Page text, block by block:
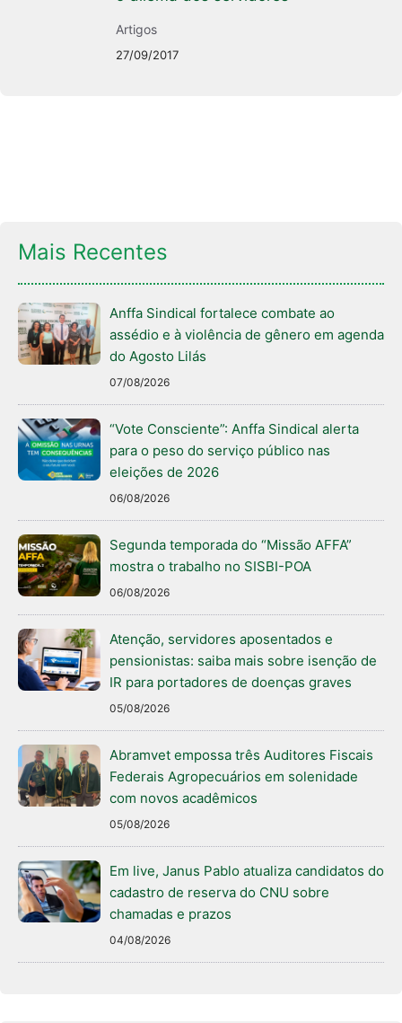
Artigos
27/09/2017
Mais Recentes
Anffa Sindical fortalece combate ao
assédio e à violência de gênero em agenda
do Agosto Lilás
07/08/2026
“Vote Consciente”: Anffa Sindical alerta
para o peso do serviço público nas
eleições de 2026
06/08/2026
Segunda temporada do “Missão AFFA”
mostra o trabalho no SISBI-POA
06/08/2026
Atenção, servidores aposentados e
pensionistas: saiba mais sobre isenção de
IR para portadores de doenças graves
05/08/2026
Abramvet empossa três Auditores Fiscais
Federais Agropecuários em solenidade
com novos acadêmicos
05/08/2026
Em live, Janus Pablo atualiza candidatos do
cadastro de reserva do CNU sobre
chamadas e prazos
04/08/2026